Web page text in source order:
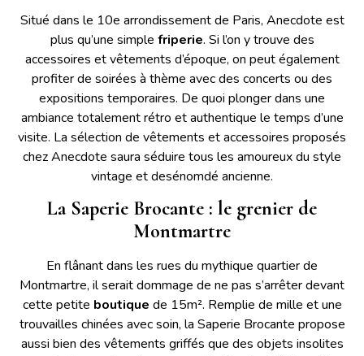
Situé dans le 10e arrondissement de Paris, Anecdote est
plus qu’une simple friperie. Si l’on y trouve des
accessoires et vêtements d’époque, on peut également
profiter de soirées à thème avec des concerts ou des
expositions temporaires. De quoi plonger dans une
ambiance totalement rétro et authentique le temps d’une
visite. La sélection de vêtements et accessoires proposés
chez Anecdote saura séduire tous les amoureux du style
vintage et desénomdé ancienne.
La Saperie Brocante : le grenier de
Montmartre
En flânant dans les rues du mythique quartier de
Montmartre, il serait dommage de ne pas s’arrêter devant
cette petite boutique de 15m². Remplie de mille et une
trouvailles chinées avec soin, la Saperie Brocante propose
aussi bien des vêtements griffés que des objets insolites